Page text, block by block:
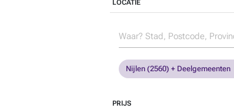
LOCATIE
Nijlen (2560) + Deelgemeenten
PRIJS